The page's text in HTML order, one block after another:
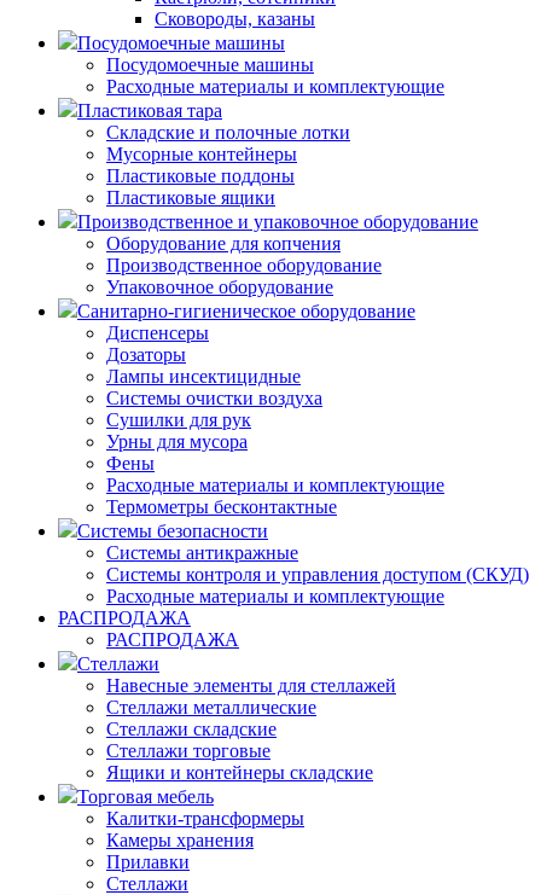
Сковороды, казаны
Посудомоечные машины
Посудомоечные машины
Расходные материалы и комплектующие
Пластиковая тара
Складские и полочные лотки
Мусорные контейнеры
Пластиковые поддоны
Пластиковые ящики
Производственное и упаковочное оборудование
Оборудование для копчения
Производственное оборудование
Упаковочное оборудование
Санитарно-гигиеническое оборудование
Диспенсеры
Дозаторы
Лампы инсектицидные
Системы очистки воздуха
Сушилки для рук
Урны для мусора
Фены
Расходные материалы и комплектующие
Термометры бесконтактные
Системы безопасности
Системы антикражные
Системы контроля и управления доступом (СКУД)
Расходные материалы и комплектующие
РАСПРОДАЖА
РАСПРОДАЖА
Стеллажи
Навесные элементы для стеллажей
Стеллажи металлические
Стеллажи складские
Стеллажи торговые
Ящики и контейнеры складские
Торговая мебель
Калитки-трансформеры
Камеры хранения
Прилавки
Стеллажи